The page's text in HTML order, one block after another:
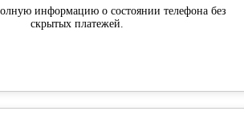
информацию о состоянии телефона без
скрытых платежей.